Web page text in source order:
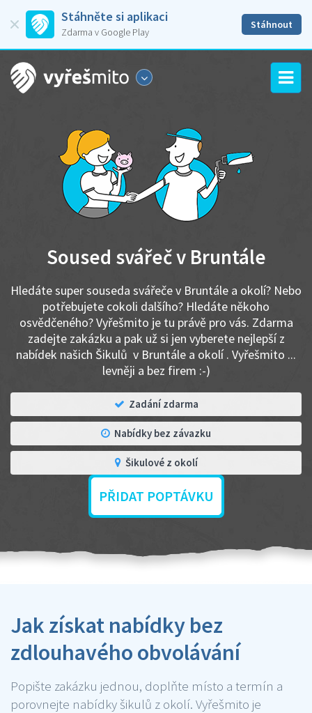
Stáhněte si aplikaci
Zdarma v Google Play
Stáhnout
Soused svářeč v Bruntále
Hledáte super souseda svářeče v Bruntále a okolí? Nebo
potřebujete cokoli dalšího? Hledáte někoho
osvědčeného? Vyřešmito je tu právě pro vás. Zdarma
zadejte zakázku a pak už si jen vyberete nejlepší z
nabídek našich Šikulů v Bruntále a okolí . Vyřešmito ...
levněji a bez firem :-)
Zadání zdarma
Nabídky bez závazku
Šikulové z okolí
PŘIDAT POPTÁVKU
Jak získat nabídky bez
zdlouhavého obvolávání
Popište zakázku jednou, doplňte místo a termín a
porovnejte nabídky šikulů z okolí. Vyřešmito je